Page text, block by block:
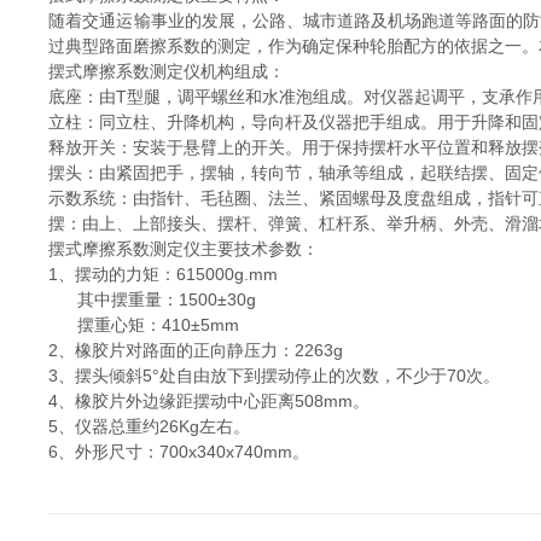
随着交通运输事业的发展，公路、城市道路及机场跑道等路面的
过典型路面磨擦系数的测定，作为确定保种轮胎配方的依据之一
摆式摩擦系数测定仪机构组成：
底座：由T型腿，调平螺丝和水准泡组成。对仪器起调平，支承作
立柱：同立柱、升降机构，导向杆及仪器把手组成。用于升降和
释放开关：安装于悬臂上的开关。用于保持摆杆水平位置和释放
摆头：由紧固把手，摆轴，转向节，轴承等组成，起联结摆、固
示数系统：由指针、毛毡圈、法兰、紧固螺母及度盘组成，指针
摆：由上、上部接头、摆杆、弹簧、杠杆系、举升柄、外壳、滑
摆式摩擦系数测定仪主要技术参数：
1、摆动的力矩：615000g.mm
其中摆重量：1500±30g
摆重心矩：410±5mm
2、橡胶片对路面的正向静压力：2263g
3、摆头倾斜5°处自由放下到摆动停止的次数，不少于70次。
4、橡胶片外边缘距摆动中心距离508mm。
5、仪器总重约26Kg左右。
6、外形尺寸：700x340x740mm。